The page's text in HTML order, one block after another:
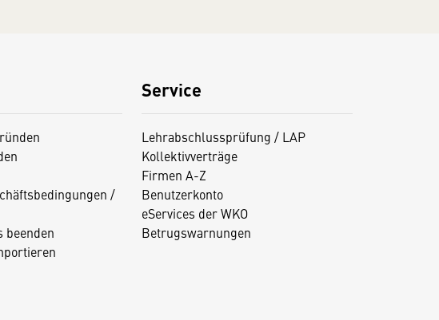
/
beenden
Service
Lehrabschlussprüfung / LAP
Kollektivverträge
Firmen A-Z
Benutzerkonto
eServices der WKO
Betrugswarnungen